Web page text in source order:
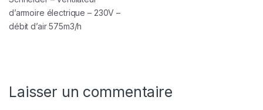
d’armoire électrique – 230V –
débit d’air 575m3/h
Laisser un commentaire